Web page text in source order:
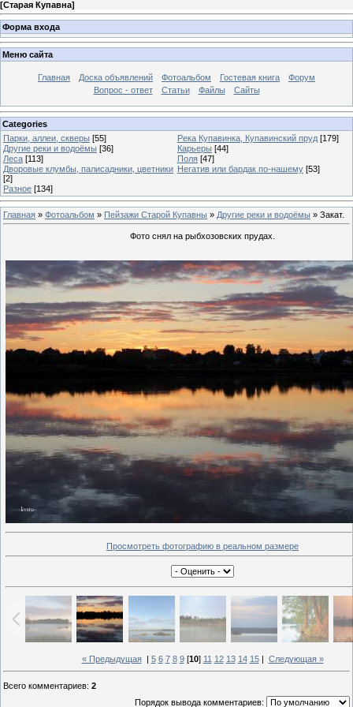
[Старая Купавна]
Форма входа
Меню сайта
Главная Доска объявлений Фотоальбом Гостевая книга
Форум
Вопрос - ответ
Статьи Файлы Сайты
Categories
Парки, аллеи, скверы [55] Река Купавинка, Купавинский пруд [179]
Другие реки и водоёмы [36] Карьеры [44]
Леса [113] Поля [47]
Дворовые клумбы, палисадники, цветники
[2]
Негатив или бардак по-нашему [53]
Разное [134]
Главная » Фотоальбом » Пейзажи Старой Купавны » Другие реки и водоёмы » Закат.
Фото снял на рыбхозовских прудах.
Просмотреть фотографию в реальном размере
« Предыдущая| 5 6 7 8 9[10] 11 12 13 14 15| Следующая »
Всего комментариев: 2
Порядок вывода комментариев: